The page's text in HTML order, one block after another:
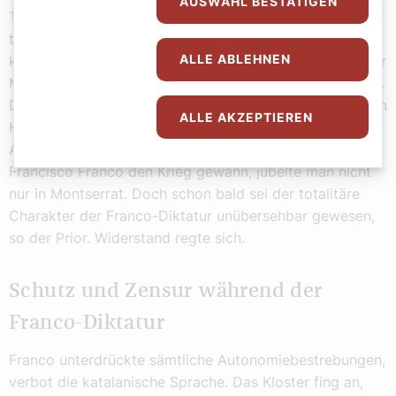
Truppen umfunktioniert. Die anarchistischen Soldaten
töteten dabei 23 Mönche, die heute als Märtyrer der
katholischen Kirche gelten. Im heutigen Sitzungssaal der
Montserrat-Mönche sind sie in Wandmalereien verewigt.
Die republikanischen Truppen zerstörten und plünderten
Kirchen im ganzen Land, töteten unzählige Geistliche.
Als 1939 schließlich der faschistische Putsch-General
Francisco Franco den Krieg gewann, jubelte man nicht
nur in Montserrat. Doch schon bald sei der totalitäre
Charakter der Franco-Diktatur unübersehbar gewesen,
so der Prior. Widerstand regte sich.
Schutz und Zensur während der
Franco-Diktatur
Franco unterdrückte sämtliche Autonomiebestrebungen,
verbot die katalanische Sprache. Das Kloster fing an,
ALLE ABLEHNEN
ALLE AKZEPTIEREN